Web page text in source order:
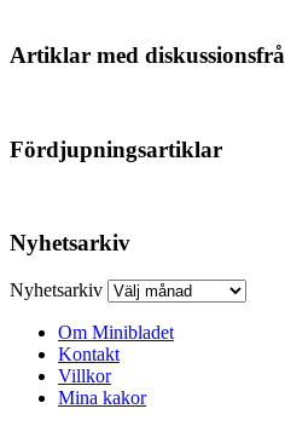
Artiklar med
Fördjupningsartiklar
Nyhetsarkiv
Nyhetsarkiv
Om Minibladet
Kontakt
Villkor
Mina kakor